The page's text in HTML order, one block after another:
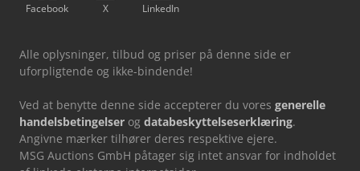
Facebook X LinkedIn
Alle oplysninger, tilbud og priser på denne side er
uforpligtende og ikke-bindende!
Ved at benytte denne side accepterer du vores generelle
handelsbetingelser og databeskyttelseserklæring.
Angivne mærker tilhører deres respektive ejere.
MSG Auctions GmbH påtager sig intet ansvar for indholdet